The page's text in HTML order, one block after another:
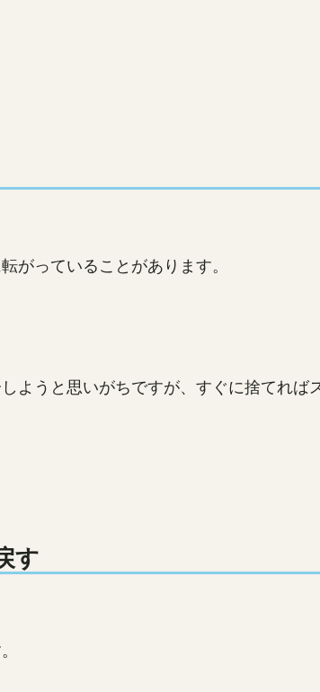
がっていることがあります。
うと思いがちですが、すぐに捨てれば
す